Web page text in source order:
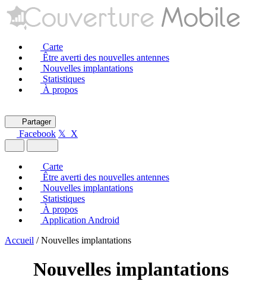
Carte
Être averti des nouvelles antennes
Nouvelles implantations
Statistiques
À propos
Partager
Facebook 𝕏 X
Carte
Être averti des nouvelles antennes
Nouvelles implantations
Statistiques
À propos
Application Android
Accueil / Nouvelles implantations
Nouvelles implantations